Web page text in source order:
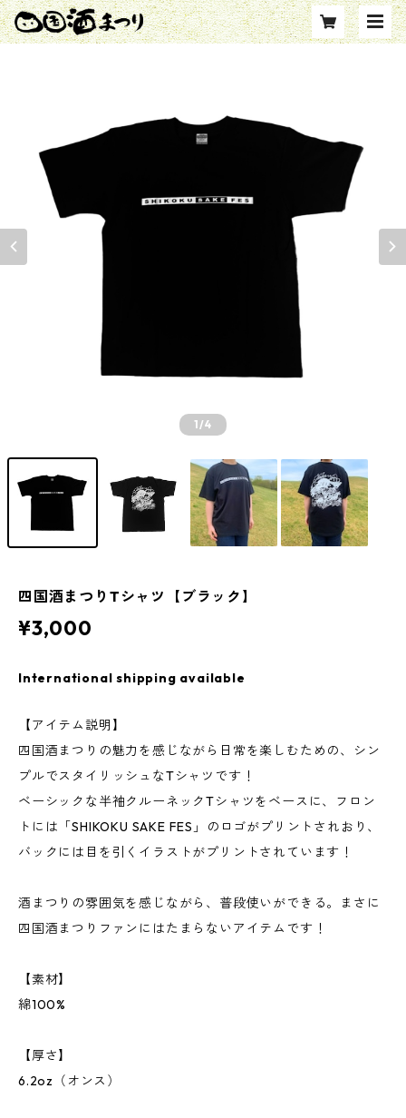
1/4
四国酒まつりTシャツ【ブラック】
¥3,000
International shipping available
【アイテム説明】
四国酒まつりの魅力を感じながら日常を楽しむための、シン
プルでスタイリッシュなTシャツです！
ベーシックな半袖クルーネックTシャツをベースに、フロン
トには「SHIKOKU SAKE FES」のロゴがプリントされおり、
バックには目を引くイラストがプリントされています！
酒まつりの雰囲気を感じながら、普段使いができる。まさに
四国酒まつりファンにはたまらないアイテムです！
【素材】
綿100%
【厚さ】
6.2oz（オンス）